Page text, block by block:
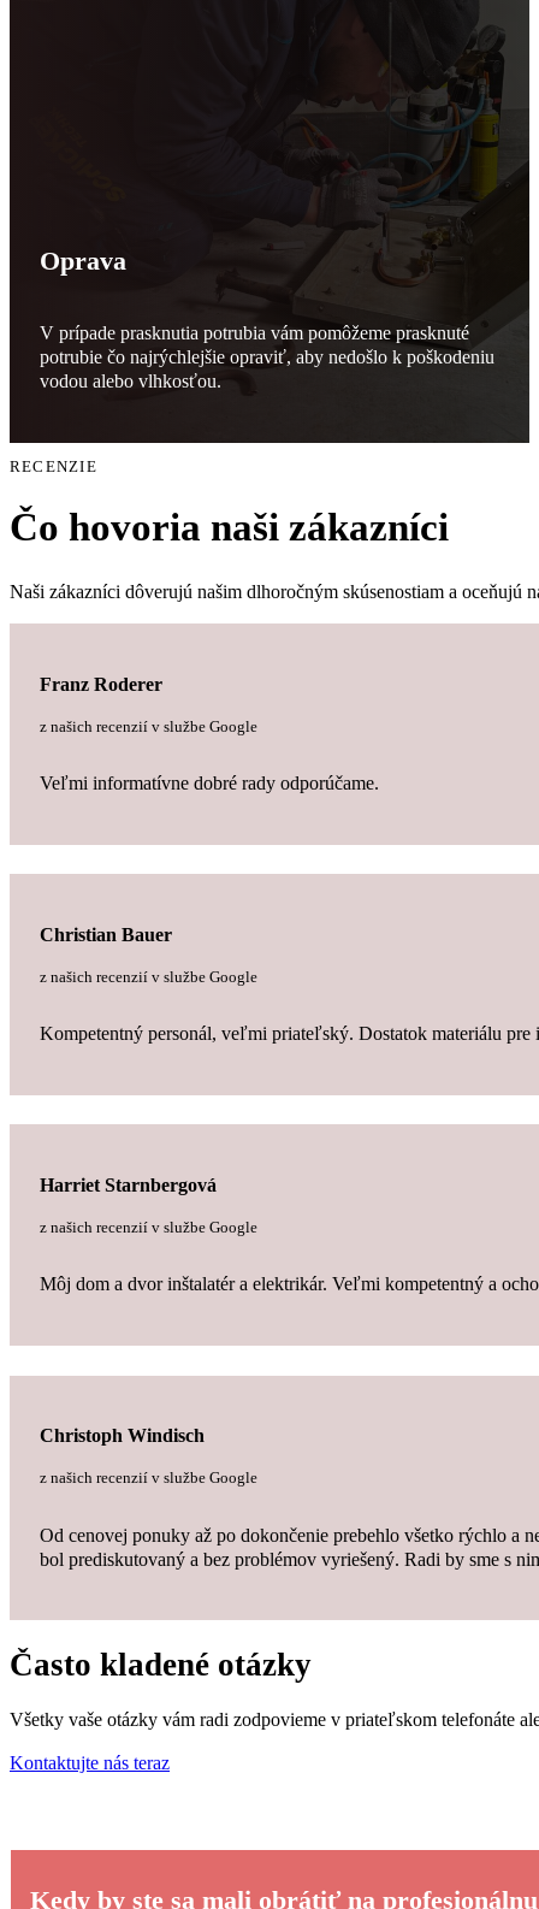
Oprava
V prípade prasknutia potrubia vám pomôžeme prasknuté
potrubie čo najrýchlejšie opraviť, aby nedošlo k poškodeniu
vodou alebo vlhkosťou.
RECENZIE
Čo hovoria naši zákazníci
Naši zákazníci dôverujú našim dlhoročným skúsenostiam a
Franz Roderer
z našich recenzií v službe Google
Veľmi informatívne dobré rady odporúčame.
Christian Bauer
z našich recenzií v službe Google
Kompetentný personál, veľmi priateľský. Dostatok materiálu
Harriet Starnbergová
z našich recenzií v službe Google
Môj dom a dvor inštalatér a elektrikár. Veľmi kompetentný a
Christoph Windisch
z našich recenzií v službe Google
Od cenovej ponuky až po dokončenie prebehlo všetko rýchlo a
bol prediskutovaný a bez problémov vyriešený. Radi by sme s
Často kladené otázky
Všetky vaše otázky vám radi zodpovieme v priateľskom telefonáte
Kontaktujte nás teraz
Kedy by ste sa mali obrátiť na